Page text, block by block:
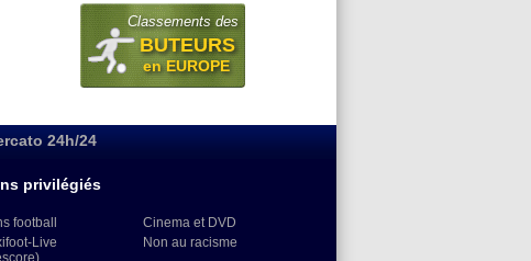
Classements des
BUTEURS
en EUROPE
24h/24
privilégiés
football
Live
Cinema et DVD
Non au racisme